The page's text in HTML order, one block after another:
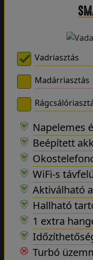
Vadriasztás
Madárriasztás
Napelemes
Beépített
WiFi-s
Aktiválható
Hallható
1 extra
Turbó